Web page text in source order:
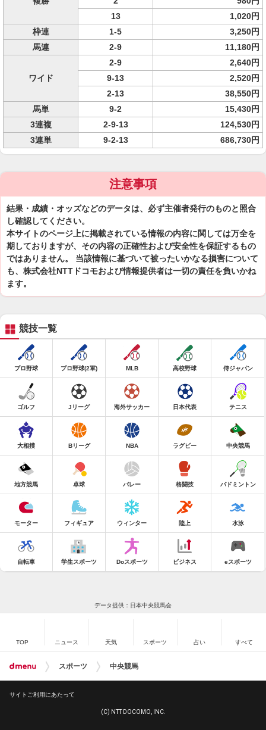
13
1,020円
枠連
1-5
3,250円
馬連
2-9 11,180円
ワイド
2-9
2,640円
9-13
2,520円
2-13
38,550円
馬単
9-2
15,430円
3連複
2-9-13
124,530円
3連単
9-2-13 686,730円
注意事項
結果・成績・オッズなどのデータは、必ず主催者発行のものと照合
し確認してください。
本サイトのページ上に掲載されている情報の内容に関しては万全を
期しておりますが、その内容の正確性および安全性を保証するもの
ではありません。 当該情報に基づいて被ったいかなる損害について
も、株式会社NTTドコモおよび情報提供者は一切の責任を負いかね
ます。
競技一覧
プロ野球 プロ野球(2軍) MLB 高校野球 侍ジャパン
ゴルフ Jリーグ 海外サッカー 日本代表 テニス
大相撲 Bリーグ NBA ラグビー 中央競馬
地方競馬 卓球 バレー 格闘技 バドミントン
モーター フィギュア ウィンター 陸上 水泳
自転車 学生スポーツ Doスポーツ ビジネス eスポーツ
データ提供：日本中央競馬会
TOP ニュース 天気 スポーツ 占い すべて
スポーツ 中央競馬
サイトご利用にあたって
(C) NTT DOCOMO, INC.